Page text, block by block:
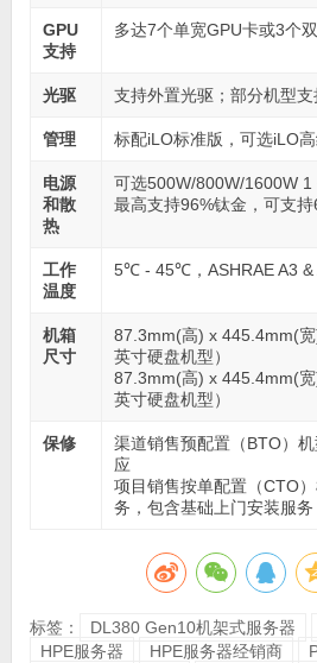
GPU
支持
多达7个单宽GPU卡或3个
光驱 支持外置光驱；部分机型
管理 标配iLO标准版，可选iLO
电源
和散
热
可选500W/800W/1600W 1
最高支持96%钛金，可支
工作
温度
5℃ - 45℃，ASHRAE A3 &
机箱
尺寸
87.3mm(高) x 445.4mm(
英寸硬盘机型）
87.3mm(高) x 445.4mm(
英寸硬盘机型）
保修
渠道销售预配置（BTO）
应
项目销售按单配置（CTO
务，包含基础上门安装服务
标签： DL380 Gen10机架式服务器
HPE服务器
HPE服务器经销商